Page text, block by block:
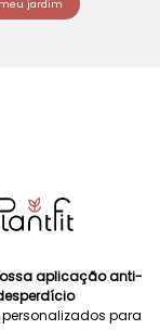
jardim
aplicação anti-
para